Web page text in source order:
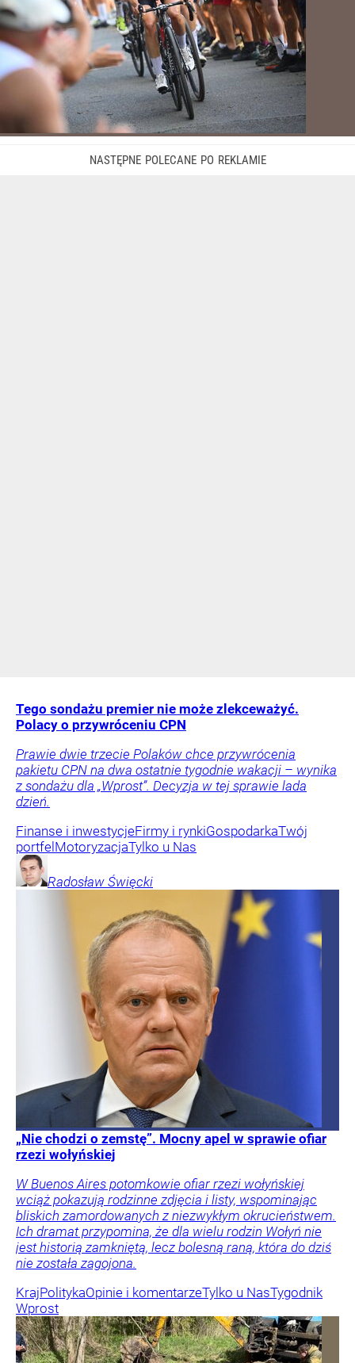
Tego sondażu premier nie może zlekceważyć.
Polacy o przywróceniu CPN
Prawie dwie trzecie Polaków chce przywrócenia
pakietu CPN na dwa ostatnie tygodnie wakacji – wynika
z sondażu dla „Wprost”. Decyzja w tej sprawie lada
dzień.
Finanse i inwestycjeFirmy i rynkiGospodarkaTwój
portfel MotoryzacjaTylko u Nas
Radosław Święcki
„Nie chodzi o zemstę”. Mocny apel w sprawie ofiar
rzezi wołyńskiej
W Buenos Aires potomkowie ofiar rzezi wołyńskiej
wciąż pokazują rodzinne zdjęcia i listy, wspominając
bliskich zamordowanych z niezwykłym okrucieństwem.
Ich dramat przypomina, że dla wielu rodzin Wołyń nie
jest historią zamkniętą, lecz bolesną raną, która do dziś
nie została zagojona.
KrajPolitykaOpinie i komentarzeTylko u NasTygodnik
Wprost